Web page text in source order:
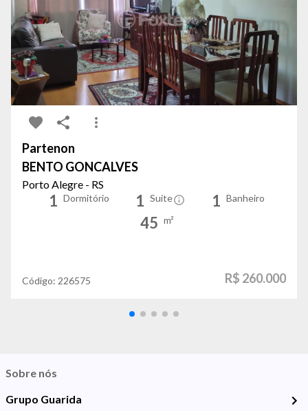
Partenon
BENTO GONCALVES
Porto Alegre - RS
1 Dormitório 1 Suíte 1 Banheiro
45 m²
Código: 226575 R$ 260.000
Sobre nós
Grupo Guarida